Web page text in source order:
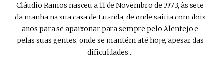
Cláudio Ramos nasceu a 11 de Novembro de 1973, às sete
da manhã na sua casa de Luanda, de onde sairia com dois
anos para se apaixonar para sempre pelo Alentejo e
pelas suas gentes, onde se mantém até hoje, apesar das
dificuldades...